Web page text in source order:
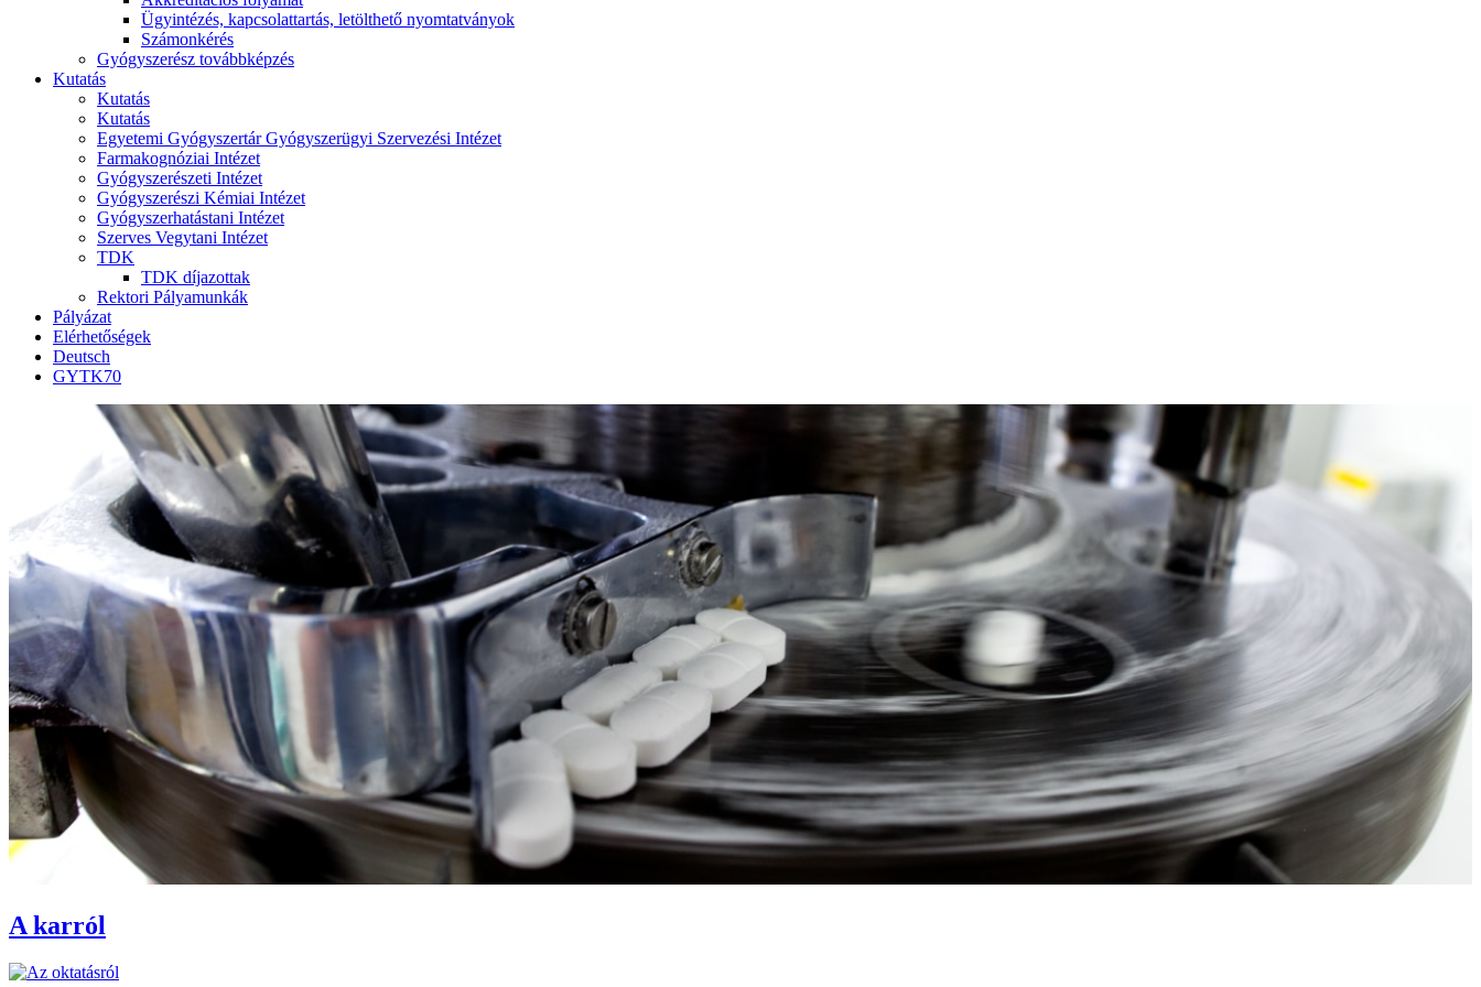
Ügyintézés, kapcsolattartás, letölthető nyomtatványok
Számonkérés
Gyógyszerész továbbképzés
Kutatás
Kutatás
Kutatás
Egyetemi Gyógyszertár Gyógyszerügyi Szervezési Intézet
Farmakognóziai Intézet
Gyógyszerészeti Intézet
Gyógyszerészi Kémiai Intézet
Gyógyszerhatástani Intézet
Szerves Vegytani Intézet
TDK
TDK díjazottak
Rektori Pályamunkák
Pályázat
Elérhetőségek
Deutsch
GYTK70
A karról